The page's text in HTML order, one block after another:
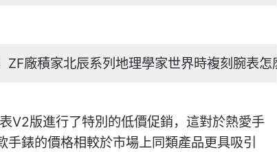
ZF廠積家北辰系列地理學家世界時複刻腕表
V2版進行了特別的低價促銷，這對於熱愛手
錶的價格相較於市場上同類產品更具吸引